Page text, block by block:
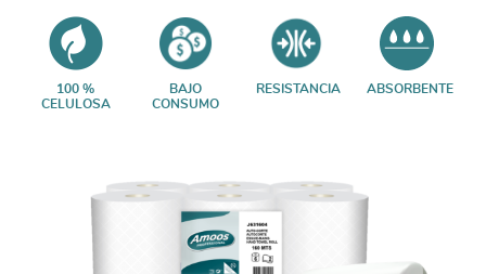
100 %
CELULOSA
BAJO
CONSUMO
RESISTANCIA ABSORBENTE